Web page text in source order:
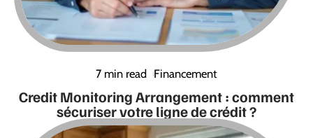
7 min read Financement
Credit Monitoring Arrangement : comment
sécuriser votre ligne de crédit ?